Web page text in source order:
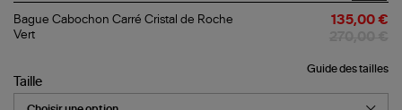
Bague
Cabochon
de
Roche
Vert
Bague Cabochon Carré Cristal de Roche
Vert
135,00 €
Guide des tailles
Taille